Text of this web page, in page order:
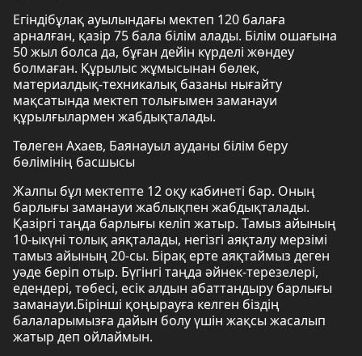
Егіндібұлақ ауылындағы мектеп 120 балаға
арналған, қазір 75 бала білім алады. Білім ошағына
50 жыл болса да, бұған дейін күрделі жөндеу
болмаған. Құрылыс жұмысынан бөлек,
материалдық-техникалық базаны нығайту
мақсатында мектеп толығымен заманауи
құрылғылармен жабдықталады.
Төлеген Ахаев, Баянауыл ауданы білім беру
бөлімінің басшысы
Жалпы бұл мектепте 12 оқу кабинеті бар. Оның
барлығы заманауи жаблықпен жабдықталады.
Қазіргі таңда барлығы келіп жатыр. Тамыз айының
10-ыкүні толық аяқталады, негізгі аяқталу мерзімі
тамыз айының 20-сы. Бірақ ерте аяқтаймыз деген
уәде беріп отыр. Бүгінгі таңда әйнек-терезелері,
едендері, төбесі, есік алдын абаттандыру барлығы
заманауи.Бірінші қоңырауға келген біздің
балаларымызға дайын болу үшін жақсы жасалып
жатыр деп ойлаймын.